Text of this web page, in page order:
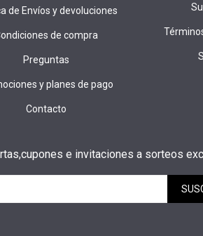
de Envíos y devoluciones
de compra
Preguntas
y planes de pago
Contacto
e invitaciones a sorteos